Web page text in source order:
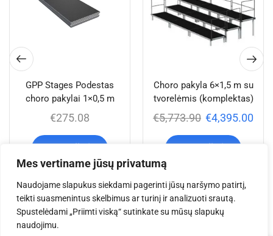
Mes vertiname jūsų privatumą
Naudojame slapukus siekdami pagerinti jūsų naršymo patirtį,
teikti suasmenintus skelbimus ar turinį ir analizuoti srautą.
Spustelėdami „Priimti viską“ sutinkate su mūsų slapukų
naudojimu.
GPP Stages Podestas
choro pakylai 1×0,5 m
€275.08
Choro pakyla 6×1,5 m su
tvorelėmis (komplektas)
€5,773.90 €4,395.00
Jums taip pat gali